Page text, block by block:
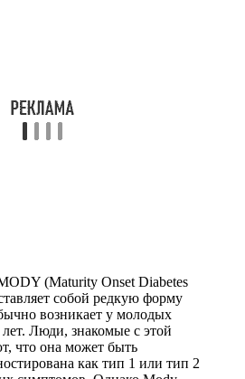
(Maturity Onset Diabetes
собой редкую форму
возникает у молодых
Люди, знакомые с этой
что она может быть
как тип 1 или тип 2